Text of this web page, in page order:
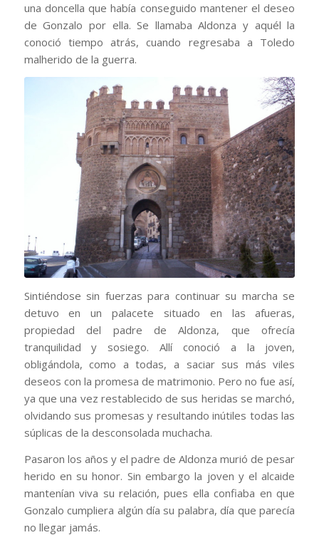
una doncella que había conseguido mantener el deseo
de Gonzalo por ella. Se llamaba Aldonza y aquél la
conoció tiempo atrás, cuando regresaba a Toledo
malherido de la guerra.
Sintiéndose sin fuerzas para continuar su marcha se
detuvo en un palacete situado en las afueras,
propiedad del padre de Aldonza, que ofrecía
tranquilidad y sosiego. Allí conoció a la joven,
obligándola, como a todas, a saciar sus más viles
deseos con la promesa de matrimonio. Pero no fue así,
ya que una vez restablecido de sus heridas se marchó,
olvidando sus promesas y resultando inútiles todas las
súplicas de la desconsolada muchacha.
Pasaron los años y el padre de Aldonza murió de pesar
herido en su honor. Sin embargo la joven y el alcaide
mantenían viva su relación, pues ella confiaba en que
Gonzalo cumpliera algún día su palabra, día que parecía
no llegar jamás.